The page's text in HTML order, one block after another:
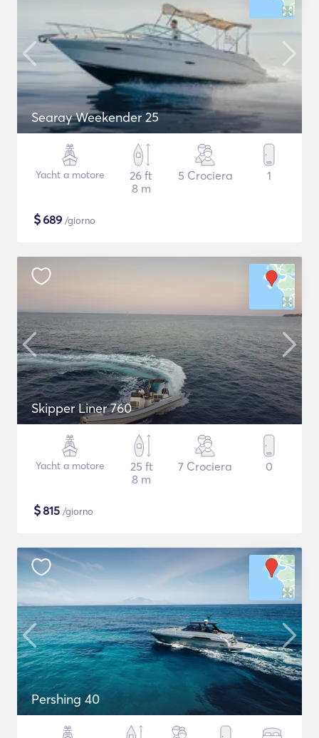
Searay Weekender 25
Yacht a motore
26 ft
8 m
5 Crociera 1
$689 /giorno
Skipper Liner 760
Yacht a motore
25 ft
8 m
7 Crociera 0
$815 /giorno
Pershing 40